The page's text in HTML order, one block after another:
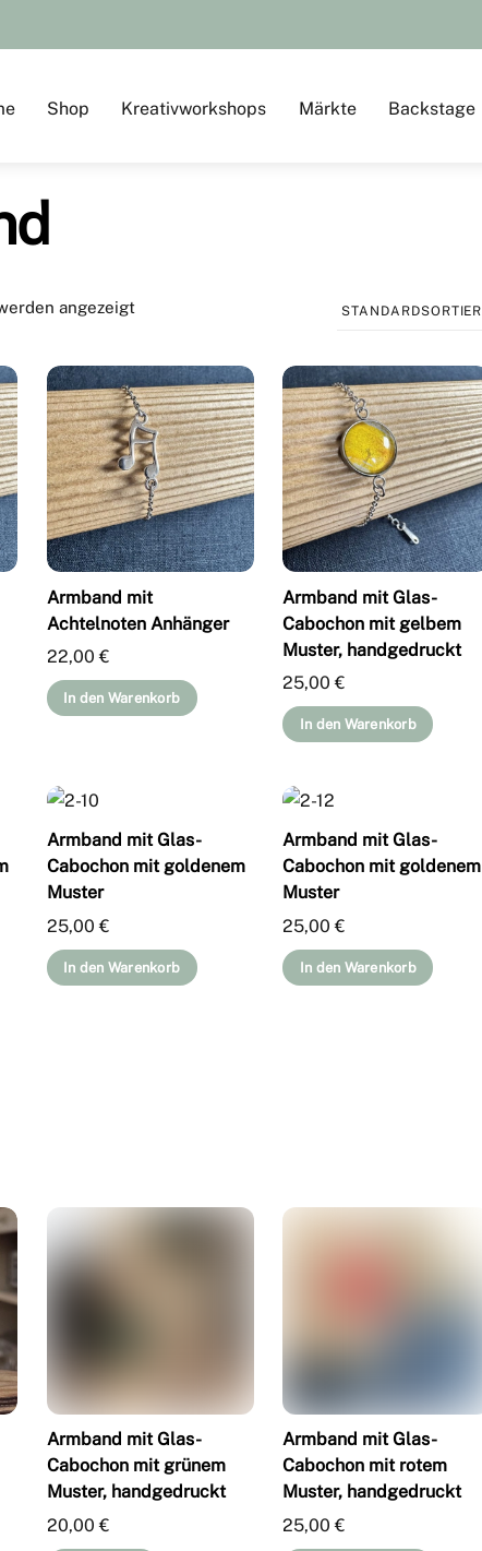
Shop Kreativworkshops Märkte Backstage
angezeigt
Armband mit
Achtelnoten Anhänger
22,00€
In den Warenkorb
Armband mit Glas-
Cabochon mit gelbem
Muster, handgedruckt
25,00€
In den Warenkorb
Armband mit Glas-
Cabochon mit goldenem
Muster
25,00€
In den Warenkorb
Armband mit Glas-
Cabochon mit goldenem
Muster
25,00€
In den Warenkorb
Armband mit Glas-
Cabochon mit grünem
Muster, handgedruckt
20,00€
Armband mit Glas-
Cabochon mit rotem
Muster, handgedruckt
25,00€